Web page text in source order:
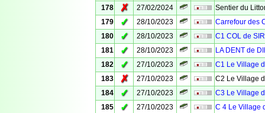
178
✗ 27/02/2024
Sentier du
179
✓ 28/10/2023
Carrefour des
180
✓ 28/10/2023
C1 COL de
181
✓ 28/10/2023
LA DENT de
182
✓ 27/10/2023
C1 Le Village
183
✗ 27/10/2023
C2 Le Village
184
✓ 27/10/2023
C3 Le Village
185
✓ 27/10/2023
C 4 Le Village